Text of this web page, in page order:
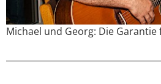
Michael und Georg: Die